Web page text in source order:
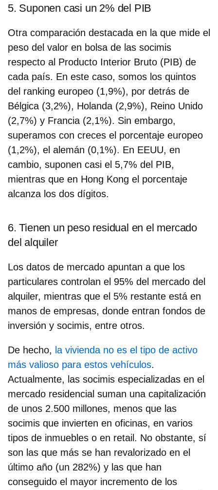
5. Suponen casi un 2% del PIB
Otra comparación destacada en la que mide el
peso del valor en bolsa de las socimis
respecto al Producto Interior Bruto (PIB) de
cada país. En este caso, somos los quintos
del ranking europeo (1,9%), por detrás de
Bélgica (3,2%), Holanda (2,9%), Reino Unido
(2,7%) y Francia (2,1%). Sin embargo,
superamos con creces el porcentaje europeo
(1,2%), el alemán (0,1%). En EEUU, en
cambio, suponen casi el 5,7% del PIB,
mientras que en Hong Kong el porcentaje
alcanza los dos dígitos.
6. Tienen un peso residual en el mercado
del alquiler
Los datos de mercado apuntan a que los
particulares controlan el 95% del mercado del
alquiler, mientras que el 5% restante está en
manos de empresas, donde entran fondos de
inversión y socimis, entre otros.
De hecho, la vivienda no es el tipo de activo
más valioso para estos vehículos.
Actualmente, las socimis especializadas en el
mercado residencial suman una capitalización
de unos 2.500 millones, menos que las
socimis que invierten en oficinas, en varios
tipos de inmuebles o en retail. No obstante, sí
son las que más se han revalorizado en el
último año (un 282%) y las que han
conseguido el mayor incremento de los